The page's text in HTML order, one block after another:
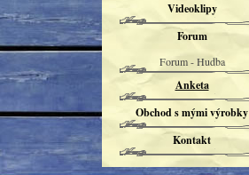
Videoklipy
Forum
Forum - Hudba
Anketa
Obchod s mými výrobky
Kontakt